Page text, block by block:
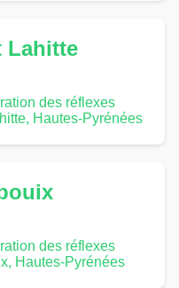
Lahitte
des réflexes
Hautes-Pyrénées
des réflexes
Hautes-Pyrénées